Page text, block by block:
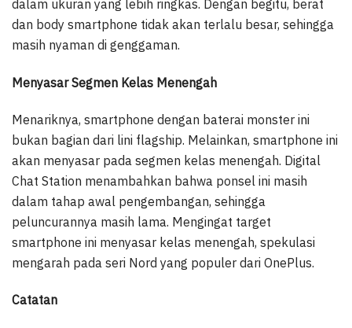
dalam ukuran yang lebih ringkas. Dengan begitu, berat
dan body smartphone tidak akan terlalu besar, sehingga
masih nyaman di genggaman.
Menyasar Segmen Kelas Menengah
Menariknya, smartphone dengan baterai monster ini
bukan bagian dari lini flagship. Melainkan, smartphone ini
akan menyasar pada segmen kelas menengah. Digital
Chat Station menambahkan bahwa ponsel ini masih
dalam tahap awal pengembangan, sehingga
peluncurannya masih lama. Mengingat target
smartphone ini menyasar kelas menengah, spekulasi
mengarah pada seri Nord yang populer dari OnePlus.
Catatan